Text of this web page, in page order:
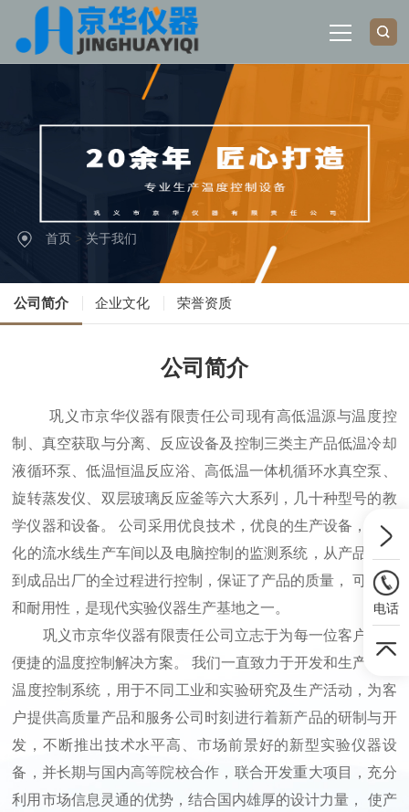
网站首页
关于我们
产品展示
行业应用
联系我们
首页> 关于我们
公司简介 企业文化 荣誉资质
公司简介
巩义市京华仪器有限责任公司现有高低温源与温度控
制、真空获取与分离、反应设备及控制三类主产品低温冷却
液循环泵、低温恒温反应浴、高低温一体机循环水真空泵、
旋转蒸发仪、双层玻璃反应釜等六大系列，几十种型号的教
学仪器和设备。 公司采用优良技术，优良的生产设备，现代
化的流水线生产车间以及电脑控制的监测系统，从产品生产
到成品出厂的全过程进行控制，保证了产品的质量， 可靠性
和耐用性，是现代实验仪器生产基地之一。
巩义市京华仪器有限责任公司立志于为每一位客户提供
便捷的温度控制解决方案。 我们一直致力于开发和生产高精
温度控制系统，用于不同工业和实验研究及生产活动，为客
户提供高质量产品和服务公司时刻进行着新产品的研制与开
发，不断推出技术水平高、市场前景好的新型实验仪器设
备，并长期与国内高等院校合作，联合开发重大项目，充分
利用市场信息灵通的优势，结合国内雄厚的设计力量， 使产
电话